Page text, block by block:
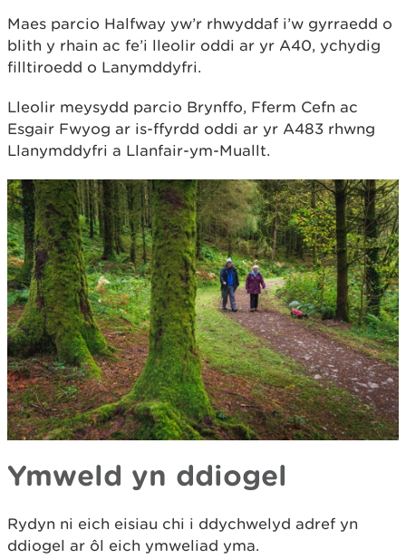
Maes parcio Halfway yw’r rhwyddaf i’w gyrraedd o
blith y rhain ac fe’i lleolir oddi ar yr A40, ychydig
filltiroedd o Lanymddyfri.
Lleolir meysydd parcio Brynffo, Fferm Cefn ac
Esgair Fwyog ar is-ffyrdd oddi ar yr A483 rhwng
Llanymddyfri a Llanfair-ym-Muallt.
Ymweld yn ddiogel
Rydyn ni eich eisiau chi i ddychwelyd adref yn
ddiogel ar ôl eich ymweliad yma.